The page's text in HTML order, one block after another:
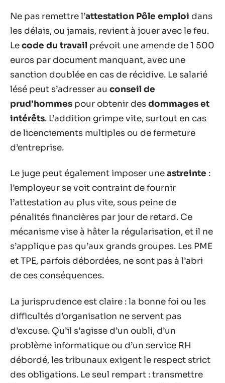
Ne pas remettre l’attestation Pôle emploi dans
les délais, ou jamais, revient à jouer avec le feu.
Lecode du travail prévoit une amende de 1 500
euros par document manquant, avec une
sanction doublée en cas de récidive. Le salarié
lésé peut s’adresser au conseil de
prud’hommes pour obtenir desdommages et
intérêts. L’addition grimpe vite, surtout en cas
de licenciements multiples ou de fermeture
d’entreprise.
Le juge peut également imposer uneastreinte :
l’employeur se voit contraint de fournir
l’attestation au plus vite, sous peine de
pénalités financières par jour de retard. Ce
mécanisme vise à hâter la régularisation, et il ne
s’applique pas qu’aux grands groupes. Les PME
et TPE, parfois débordées, ne sont pas à l’abri
de ces conséquences.
La jurisprudence est claire : la bonne foi ou les
difficultés d’organisation ne servent pas
d’excuse. Qu’il s’agisse d’un oubli, d’un
problème informatique ou d’un service RH
débordé, les tribunaux exigent le respect strict
des obligations. Le seul rempart : transmettre